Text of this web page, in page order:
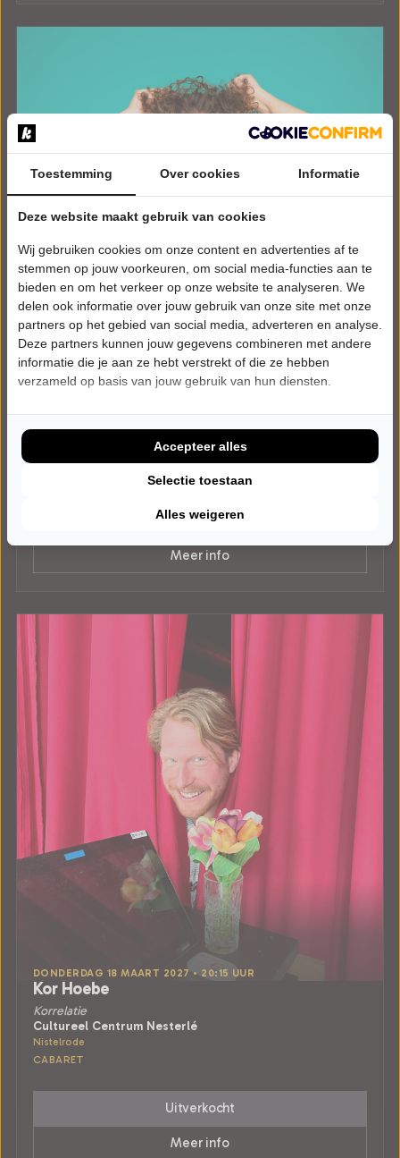
ZATERDAG 23 JANUARI 2027 • 20:15 UUR
Uitverkocht
Meer info
DONDERDAG 18 MAART 2027 • 20:15 UUR
Kor Hoebe
Korrelatie
Cultureel Centrum Nesterlé
Nistelrode
CABARET
Uitverkocht
Meer info
Toestemming Over cookies Informatie
Deze website maakt gebruik van cookies
Wij gebruiken cookies om onze content en advertenties af te
stemmen op jouw voorkeuren, om social media-functies aan te
bieden en om het verkeer op onze website te analyseren. We
delen ook informatie over jouw gebruik van onze site met onze
partners op het gebied van social media, adverteren en analyse.
Deze partners kunnen jouw gegevens combineren met andere
informatie die je aan ze hebt verstrekt of die ze hebben
verzameld op basis van jouw gebruik van hun diensten.
Alles weigeren
Selectie toestaan
Accepteer alles